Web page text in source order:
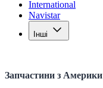
International
Navistar
Інші
Запчастини з Америки